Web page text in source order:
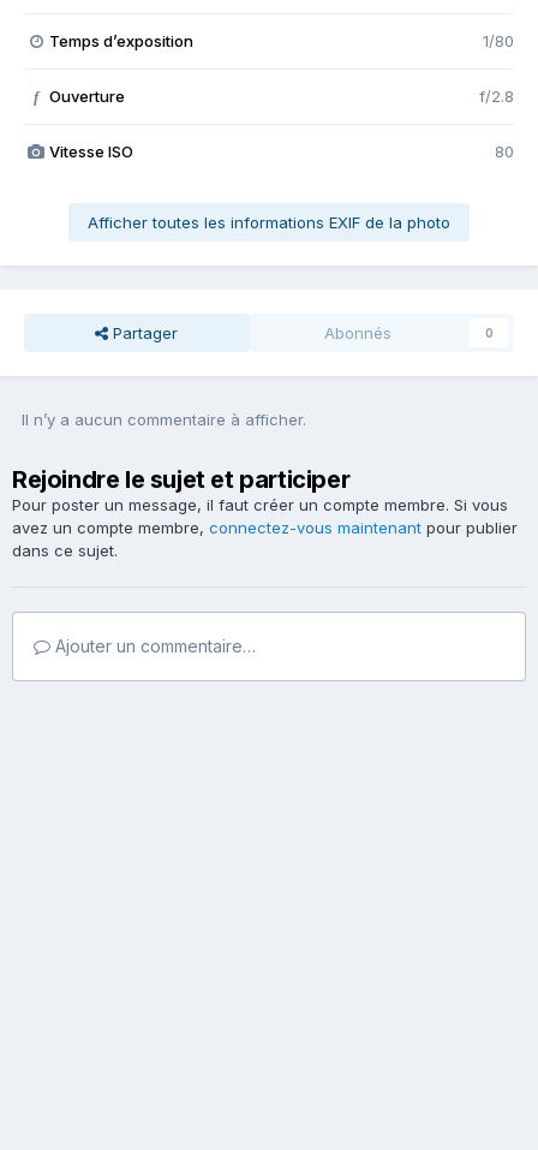
Temps d’exposition 1/80
f Ouverture f/2.8
Vitesse ISO 80
Afficher toutes les informations EXIF de la photo
Partager Abonnés 0
Il n’y a aucun commentaire à afficher.
Rejoindre le sujet et participer
Pour poster un message, il faut créer un compte membre. Si vous
avez un compte membre, connectez-vous maintenant pour publier
dans ce sujet.
Ajouter un commentaire…